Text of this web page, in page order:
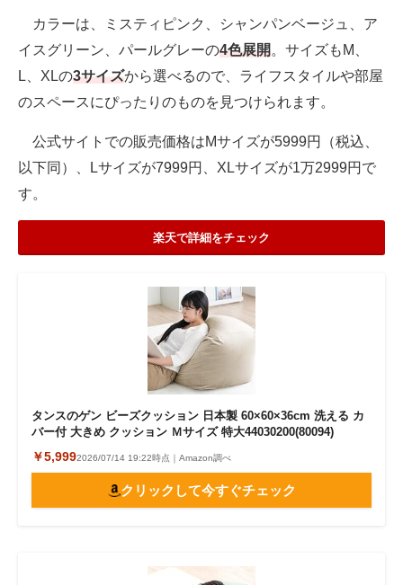
カラーは、ミスティピンク、シャンパンベージュ、ア
イスグリーン、パールグレーの4色展開 。サイズもM、
L、XLの3サイズから選べるので、ライフスタイルや部屋
のスペースにぴったりのものを見つけられます。
公式サイトでの販売価格はMサイズが5999円（税込、
以下同）、Lサイズが7999円、XLサイズが1万2999円で
す。
楽天で詳細をチェック
タンスのゲン ビーズクッション 日本製 60×60×36cm 洗える カ
バー付 大きめ クッション Ｍサイズ 特大44030200(80094)
￥5,9992026/07/14 19:22時点｜Amazon調べ
クリックして今すぐチェック